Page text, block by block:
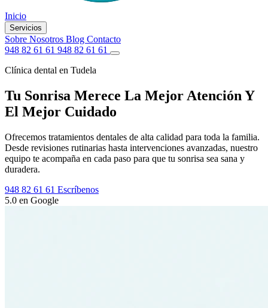
Inicio
Servicios
Sobre Nosotros Blog Contacto
948 82 61 61 948 82 61 61
Clínica dental en Tudela
Tu Sonrisa Merece La Mejor Atención Y
El Mejor Cuidado
Ofrecemos tratamientos dentales de alta calidad para toda la familia.
Desde revisiones rutinarias hasta intervenciones avanzadas, nuestro
equipo te acompaña en cada paso para que tu sonrisa sea sana y
duradera.
948 82 61 61 Escríbenos
5.0 en Google